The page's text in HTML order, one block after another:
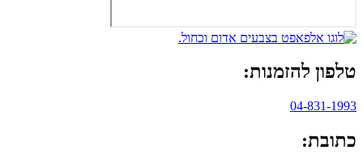
טלפון להזמנות:
04-831-1993
כתובת: